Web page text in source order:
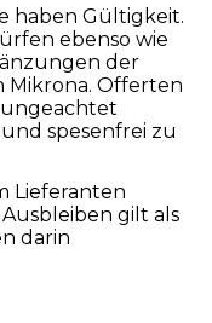
haben Gültigkeit.
ebenso wie
der
Offerten
ungeachtet
spesenfrei zu
Lieferanten
gilt als
darin